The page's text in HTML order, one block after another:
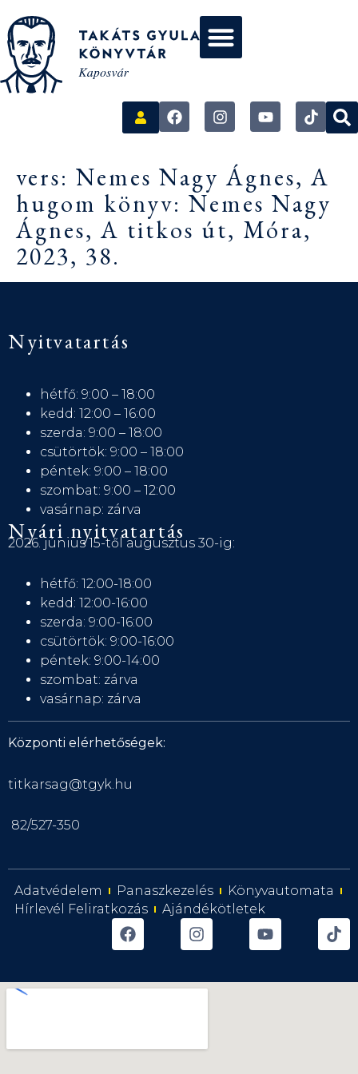
vers: Nemes Nagy Ágnes, A
hugom könyv: Nemes Nagy
Ágnes, A titkos út, Móra,
2023, 38.
Nyitvatartás
hétfő: 9:00 – 18:00
kedd: 12:00 – 16:00
szerda: 9:00 – 18:00
csütörtök: 9:00 – 18:00
péntek: 9:00 – 18:00
szombat: 9:00 – 12:00
vasárnap: zárva
Nyári nyitvatartás
2026. június 15-től augusztus 30-ig:
hétfő: 12:00-18:00
kedd: 12:00-16:00
szerda: 9:00-16:00
csütörtök: 9:00-16:00
péntek: 9:00-14:00
szombat: zárva
vasárnap: zárva
Központi elérhetőségek:
titkarsag@tgyk.hu
82/527-350
Adatvédelem Panaszkezelés
Könyvautomata
Hírlevél Feliratkozás
Ajándékötletek